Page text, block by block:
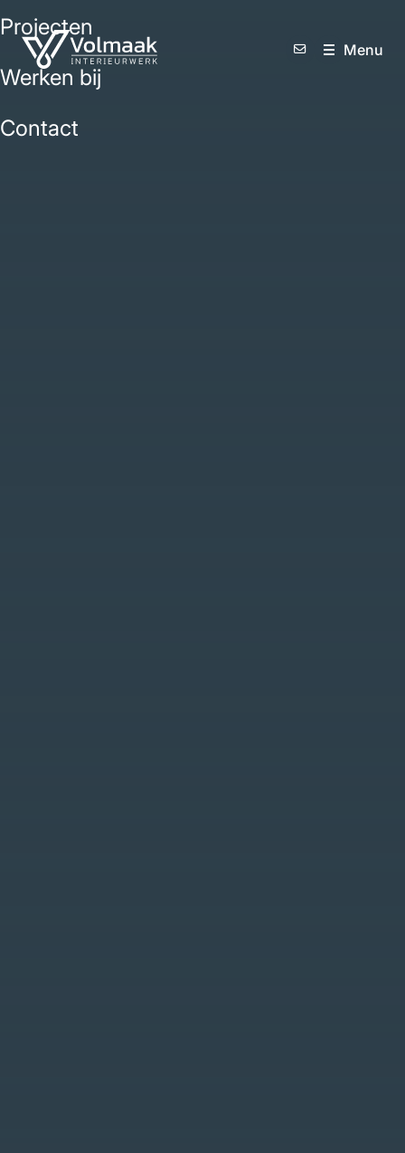
Projecten
Werken bij
Contact
Menu